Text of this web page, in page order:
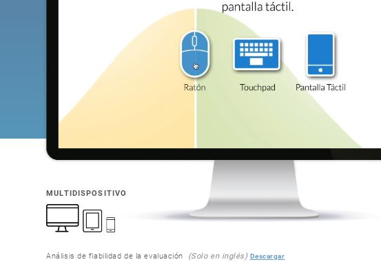
MULTIDISPOSITIVO
Análisis de fiabilidad de la evaluación (Solo en inglés) Descargar